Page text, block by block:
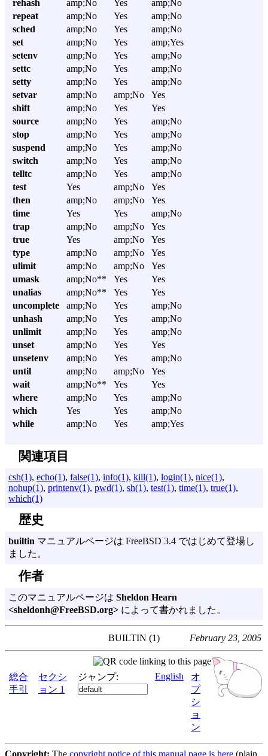
rehash
amp;No Yes
amp;No
repeat
amp;No Yes
amp;No
sched
amp;No Yes
amp;No
set
amp;No Yes
amp;Yes
setenv
amp;No Yes
amp;No
settc
amp;No Yes
amp;No
setty
amp;No Yes
amp;No
setvar
amp;No amp;No
Yes
shift
amp;No Yes
Yes
source
amp;No Yes
amp;No
stop
amp;No Yes
amp;No
suspend
amp;No Yes
amp;No
switch
amp;No Yes
amp;No
telltc
amp;No Yes
amp;No
test
Yes amp;No
Yes
then
amp;No amp;No
Yes
time
Yes Yes
amp;No
trap
amp;No amp;No
Yes
true
Yes amp;No
Yes
type
amp;No amp;No
Yes
ulimit
amp;No amp;No
Yes
umask
amp;No** Yes
Yes
unalias
amp;No** Yes
Yes
uncomplete
amp;No Yes
amp;No
unhash
amp;No Yes
amp;No
unlimit
amp;No Yes
amp;No
unset
amp;No Yes
Yes
unsetenv
amp;No Yes
amp;No
until
amp;No amp;No
Yes
wait
amp;No** Yes
Yes
where
amp;No Yes
amp;No
which
Yes Yes
amp;No
while
amp;No Yes amp;Yes
関連項目
csh(1), echo(1), false(1), info(1), kill(1), login(1), nice(1),
nohup(1), printenv(1), pwd(1), sh(1), test(1), time(1), true(1),
which(1)
歴史
builtin マニュアルページは FreeBSD 3.4 ではじめて登場し
ました。
作者
このマニュアルページは Sheldon Hearn
<sheldonh@FreeBSD.org> によって書かれました。
BUILTIN (1) February 23, 2005
総合
手引
セクシ
ョン 1
ジャンプ: English
オ
プ
シ
ョ
ン
Copyright: The copyright notice of this manual page is here (plain